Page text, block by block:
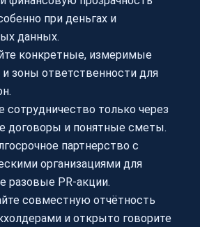
при деньгах и
данных.
конкретные, измеримые
и зоны ответственности для
сотрудничество только через
договоры и понятные сметы.
партнерство с
организациями для
разовые PR-акции.
совместную отчётность
и открыто говорите